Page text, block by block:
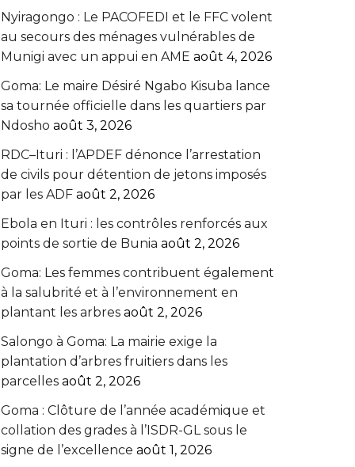
‎Nyiragongo : Le PACOFEDI et le FFC volent
au secours des ménages vulnérables de
Munigi avec un appui en AME‎‎ août 4, 2026
Goma: Le maire Désiré Ngabo Kisuba lance
sa tournée officielle dans les quartiers par
Ndosho août 3, 2026
RDC–Ituri : l’APDEF dénonce l’arrestation
de civils pour détention de jetons imposés
par les ADF août 2, 2026
Ebola en Ituri : les contrôles renforcés aux
points de sortie de Bunia août 2, 2026
Goma: Les femmes contribuent également
à la salubrité et à l’environnement en
plantant les arbres août 2, 2026
Salongo à Goma: La mairie exige la
plantation d’arbres fruitiers dans les
parcelles août 2, 2026
Goma : Clôture de l’année académique et
collation des grades à l’ISDR-GL sous le
signe de l’excellence août 1, 2026